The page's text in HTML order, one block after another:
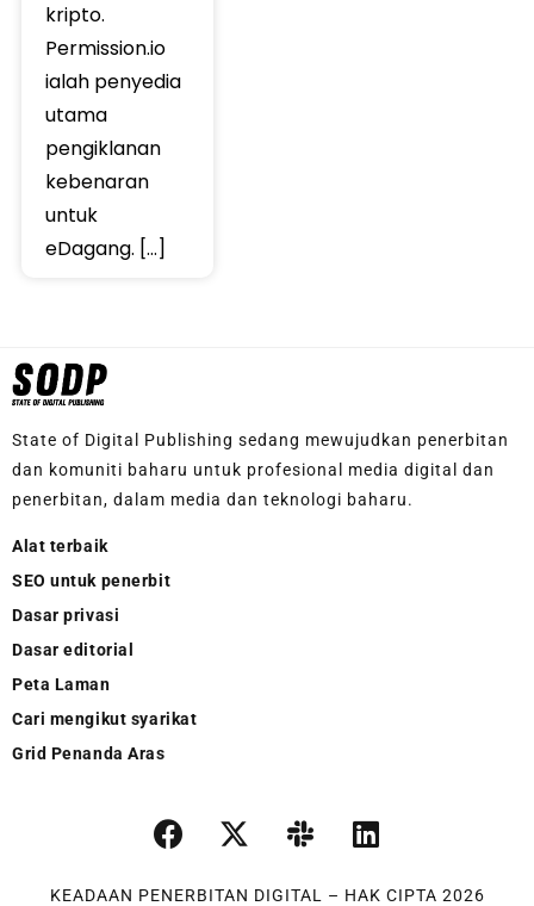
kripto.
Permission.io
ialah penyedia
utama
pengiklanan
kebenaran
untuk
eDagang. […]
State of Digital Publishing sedang mewujudkan penerbitan
dan komuniti baharu untuk profesional media digital dan
penerbitan, dalam media dan teknologi baharu.
Alat terbaik
SEO untuk penerbit
Dasar privasi
Dasar editorial
Peta Laman
Cari mengikut syarikat
Grid Penanda Aras
KEADAAN PENERBITAN DIGITAL – HAK CIPTA 2026